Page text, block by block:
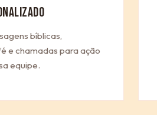
bíblicas,
e chamadas para ação
equipe.